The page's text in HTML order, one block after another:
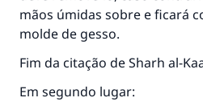
mãos úmidas sobre e ficará
molde de gesso.
Fim da citação de Sharh al-
Em segundo lugar: